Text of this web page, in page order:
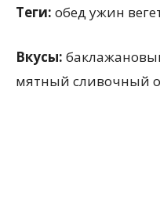
Теги: обед ужин
Вкусы:
мятный сливочный